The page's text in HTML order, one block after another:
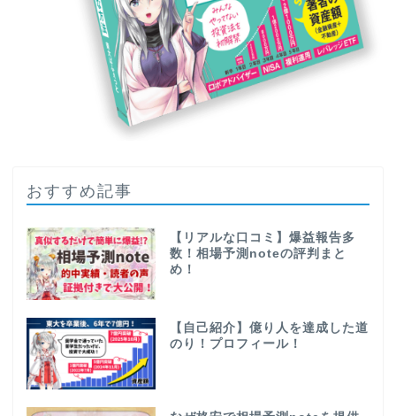
おすすめ記事
【リアルな口コミ】爆益報告多
数！相場予測noteの評判まと
め！
【自己紹介】億り人を達成した道
のり！プロフィール！